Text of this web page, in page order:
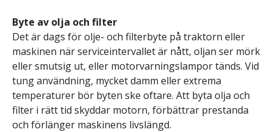
Byte av olja och filter
Det är dags för olje- och filterbyte på traktorn eller
maskinen när serviceintervallet är nått, oljan ser mörk
eller smutsig ut, eller motorvarningslampor tänds. Vid
tung användning, mycket damm eller extrema
temperaturer bör byten ske oftare. Att byta olja och
filter i rätt tid skyddar motorn, förbättrar prestanda
och förlänger maskinens livslängd.